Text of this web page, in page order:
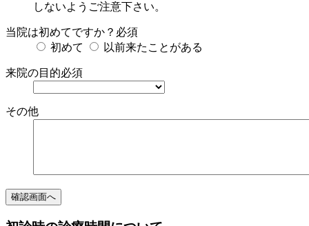
しないようご注意下さい。
当院は初めてですか？ 必須
初めて
以前来たことがある
来院の目的必須
その他